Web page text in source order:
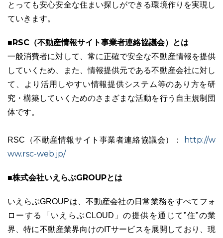
とっても安心安全な住まい探しができる環境作りを実現し
ていきます。
■RSC（不動産情報サイト事業者連絡協議会）とは
一般消費者に対して、常に正確で安全な不動産情報を提供
していくため、また、情報提供元である不動産会社に対し
て、より活用しやすい情報提供システム等のあり方を研
究・構築していくためのさまざまな活動を行う自主規制団
体です。
RSC（不動産情報サイト事業者連絡協議会）：
http://w
ww.rsc-web.jp/
■株式会社いえらぶGROUPとは
いえらぶGROUPは、不動産会社の日常業務をすべてフォ
ローする「いえらぶCLOUD」の提供を通じて”住”の業
界、特に不動産業界向けのITサービスを展開しており、現